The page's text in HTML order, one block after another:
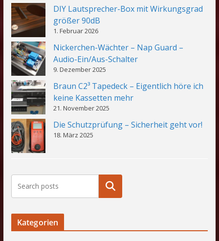
DIY Lautsprecher-Box mit Wirkungsgrad
größer 90dB
1. Februar 2026
Nickerchen-Wächter – Nap Guard –
Audio-Ein/Aus-Schalter
9. Dezember 2025
Braun C2³ Tapedeck – Eigentlich höre ich
keine Kassetten mehr
21. November 2025
Die Schutzprüfung – Sicherheit geht vor!
18. März 2025
Suchen
Kategorien